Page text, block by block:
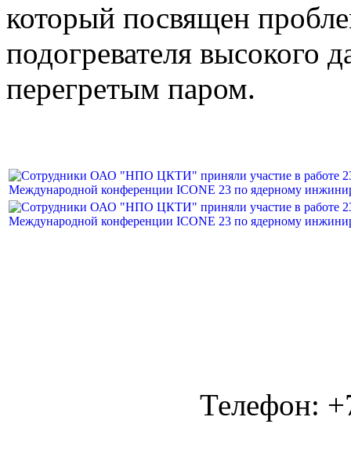
который посвящен
подогревателя высокого
перегретым паром.
Телефон: